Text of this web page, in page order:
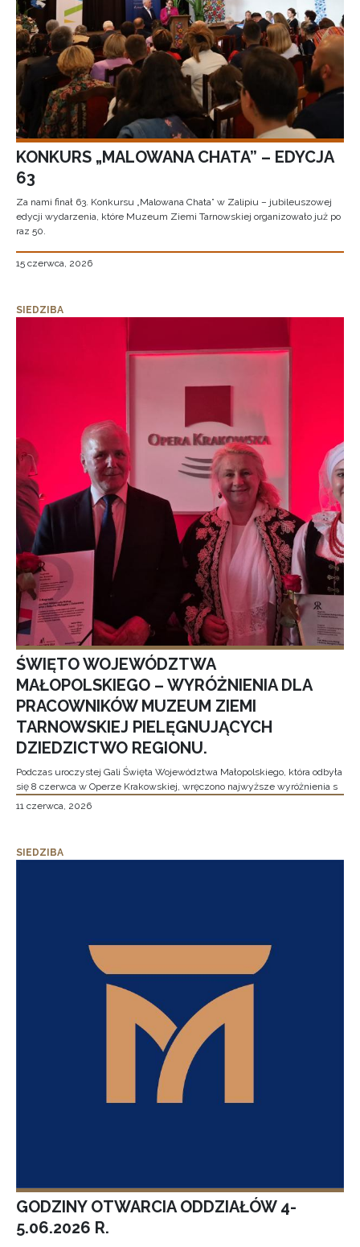
KONKURS „MALOWANA CHATA” – EDYCJA
63
Za nami finał 63. Konkursu „Malowana Chata” w Zalipiu – jubileuszowej
edycji wydarzenia, które Muzeum Ziemi Tarnowskiej organizowało już po
raz 50.
15 czerwca, 2026
SIEDZIBA
ŚWIĘTO WOJEWÓDZTWA
MAŁOPOLSKIEGO – WYRÓŻNIENIA DLA
PRACOWNIKÓW MUZEUM ZIEMI
TARNOWSKIEJ PIELĘGNUJĄCYCH
DZIEDZICTWO REGIONU.
Podczas uroczystej Gali Święta Województwa Małopolskiego, która odbyła
się 8 czerwca w Operze Krakowskiej, wręczono najwyższe wyróżnienia s
11 czerwca, 2026
SIEDZIBA
GODZINY OTWARCIA ODDZIAŁÓW 4-
5.06.2026 R.